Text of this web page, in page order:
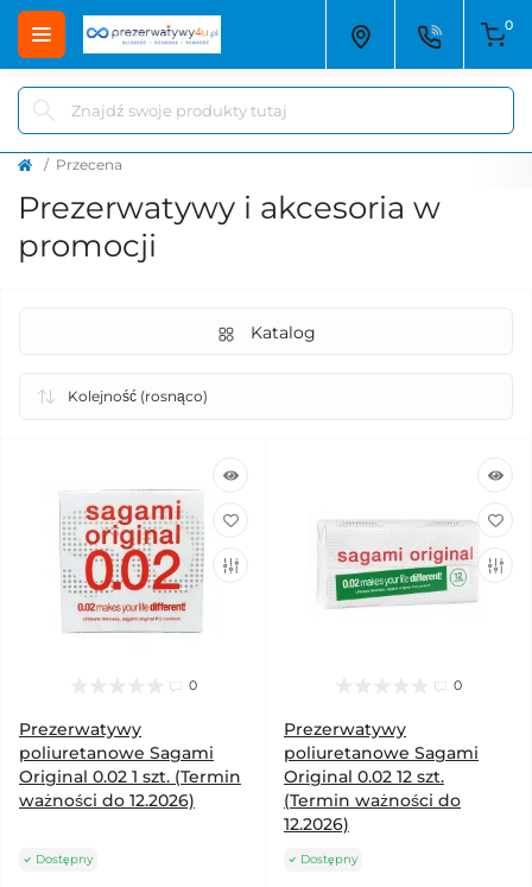
0
Przecena
Prezerwatywy i akcesoria w
promocji
Katalog
0
Prezerwatywy
poliuretanowe Sagami
Original 0.02 1 szt. (Termin
ważności do 12.2026)
Dostępny
0
Prezerwatywy
poliuretanowe Sagami
Original 0.02 12 szt.
(Termin ważności do
12.2026)
Dostępny